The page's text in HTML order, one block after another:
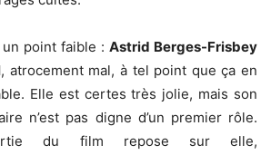
point faible : Astrid Berges-Frisbey
, atrocement mal, à tel point que ça en
Elle est certes très jolie, mais son
n’est pas digne d’un premier rôle.
du film repose sur elle,